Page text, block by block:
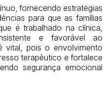
fornecendo estratégias
para que as famílias
é trabalhado na clínica,
e favorável ao
vital, pois o envolvimento
terapêutico e fortalece
segurança emocional